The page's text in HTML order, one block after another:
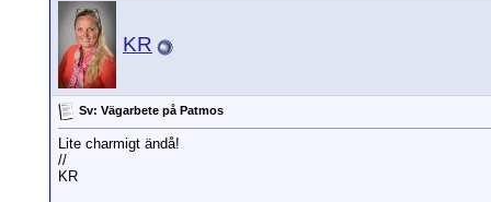
KR
Sv: Vägarbete på Patmos
Lite charmigt ändå!
//
KR